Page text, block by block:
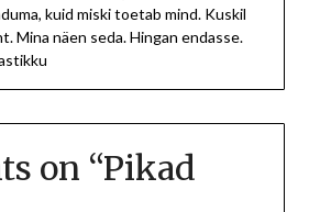
kuid miski toetab mind. Kuskil
Mina näen seda. Hingan endasse.
on “Pikad